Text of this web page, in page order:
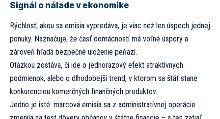
Signál o nálade v ekonomike
Rýchlosť, akou sa emisia vypredáva, je viac než len úspech jednej
ponuky. Naznačuje, že časť domácností má voľné úspory a
zároveň hľadá bezpečné uloženie peňazí.
Otázkou zostáva, či ide o jednorazový efekt atraktívnych
podmienok, alebo o dlhodobejší trend, v ktorom sa štát stane
konkurenciou komerčných finančných produktov.
Jedno je isté: marcová emisia sa z administratívnej operácie